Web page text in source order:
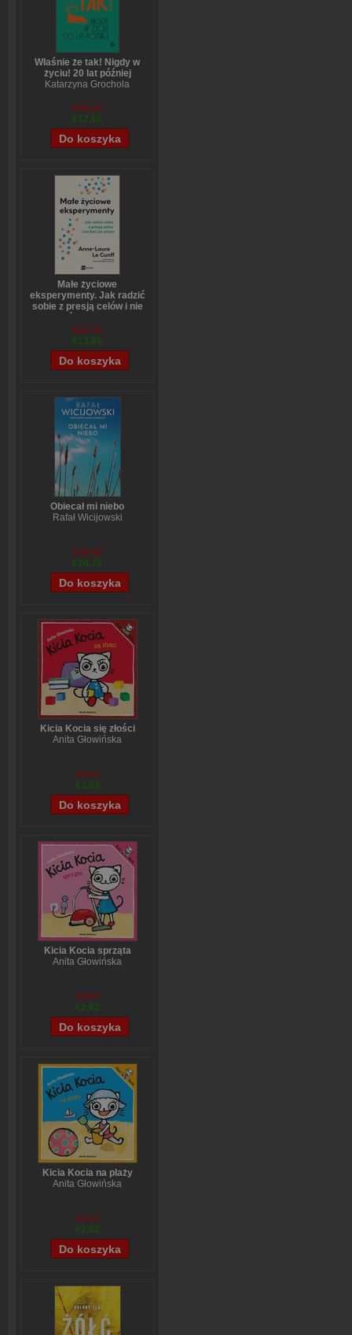
Właśnie że tak! Nigdy w
życiu! 20 lat później
Katarzyna Grochola
€15,15
€12,16
Małe życiowe
eksperymenty. Jak radzić
sobie z presją celów i nie
Anne-Laure LeCunff
€15,75
€13,89
Obiecał mi niebo
Rafał Wicijowski
€13,43
€10,79
Kicia Kocia się złości
Anita Głowińska
€3,47
€2,82
Kicia Kocia sprząta
Anita Głowińska
€3,47
€2,82
Kicia Kocia na plaży
Anita Głowińska
€3,47
€2,82